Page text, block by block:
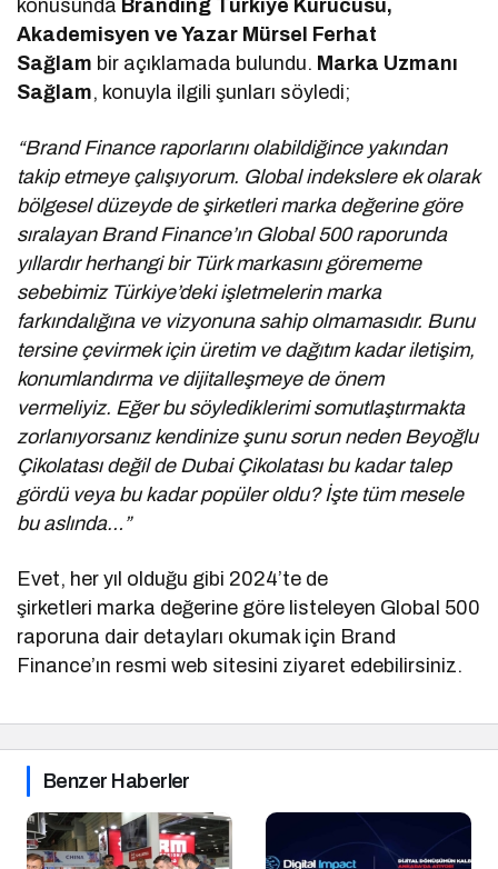
konusunda Branding Türkiye Kurucusu,
Akademisyen ve Yazar Mürsel Ferhat
Sağlam bir açıklamada bulundu. Marka Uzmanı
Sağlam, konuyla ilgili şunları söyledi;
“Brand Finance raporlarını olabildiğince yakından
takip etmeye çalışıyorum. Global indekslere ek olarak
bölgesel düzeyde de şirketleri marka değerine göre
sıralayan Brand Finance’ın Global 500 raporunda
yıllardır herhangi bir Türk markasını görememe
sebebimiz Türkiye’deki işletmelerin marka
farkındalığına ve vizyonuna sahip olmamasıdır. Bunu
tersine çevirmek için üretim ve dağıtım kadar iletişim,
konumlandırma ve dijitalleşmeye de önem
vermeliyiz. Eğer bu söylediklerimi somutlaştırmakta
zorlanıyorsanız kendinize şunu sorun neden Beyoğlu
Çikolatası değil de Dubai Çikolatası bu kadar talep
gördü veya bu kadar popüler oldu? İşte tüm mesele
bu aslında…”
Evet, her yıl olduğu gibi 2024’te de
şirketleri marka değerine göre listeleyen Global 500
raporuna dair detayları okumak için Brand
Finance’ın resmi web sitesini ziyaret edebilirsiniz.
Benzer Haberler